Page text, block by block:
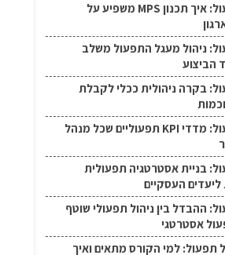
ניהול תפעול: איך תכנון MPS משפיע על
ניהול מעגל התפעול משלב
הביצוע
בקרה ניהולית ככלי לקבלת
ניהול תפעול: מדדי KPI תפעוליים שכל מנהל
בניית אסטרטגיה תפעולית
העסקיים
ההבדל בין ניהול תפעולי שוטף
אסטרטגי
תפעול: למי הקורס מתאים ואיך